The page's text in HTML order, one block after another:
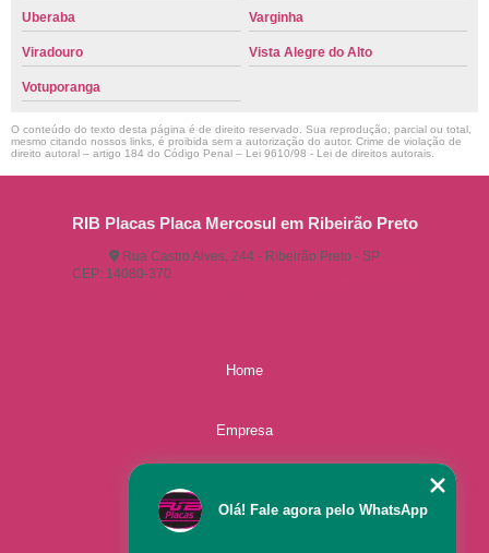
Uberaba Varginha
Viradouro Vista Alegre do Alto
Votuporanga
O conteúdo do texto desta página é de direito reservado. Sua reprodução, parcial ou total,
mesmo citando nossos links, é proibida sem a autorização do autor. Crime de violação de
direito autoral – artigo 184 do Código Penal – Lei 9610/98 - Lei de direitos autorais
RIB Placas Placa Mercosul em Ribeirão Preto
Rua Castro Alves, 244 - Ribeirão Preto - SP
CEP: 14080-370
Home
Empresa
Olá! Fale agora pelo WhatsApp